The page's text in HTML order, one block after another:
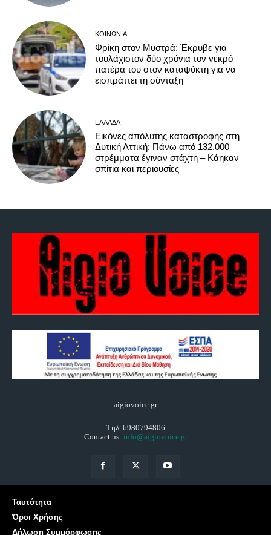
ΚΟΙΝΩΝΊΑ
Φρίκη στον Μυστρά: Έκρυβε για
τουλάχιστον δύο χρόνια τον νεκρό
πατέρα του στον καταψύκτη για να
εισπράττει τη σύνταξη
ΕΛΛΆΔΑ
Εικόνες απόλυτης καταστροφής στη
Δυτική Αττική: Πάνω από 132.000
στρέμματα έγιναν στάχτη – Κάηκαν
σπίτια και περιουσίες
aigiovoice.gr
Τηλ. 6980794806
Contact us: info@aigiovoice.gr
Ταυτότητα
Όροι Χρήσης
Δήλωση Συμμόρφωσης